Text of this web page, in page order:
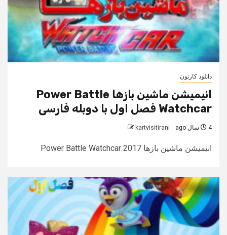
دانلود کارتون
انیمیشن ماشین بازها Power Battle
Watchcar فصل اول با دوبله فارسی
4 سال ago kartvisitirani
انیمیشن ماشین بازها Power Battle Watchcar 2017